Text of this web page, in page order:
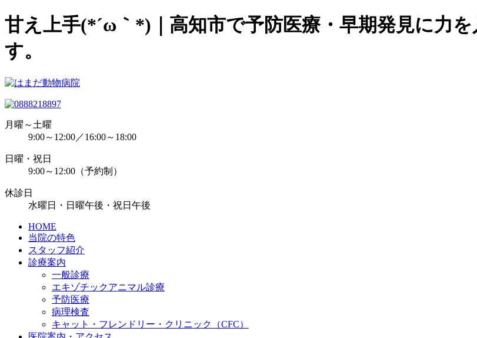
甘え上手(*´ω｀*)｜高知市で予防医療・早期発見に力
す。
月曜～土曜
9:00～12:00／16:00～18:00
日曜・祝日
9:00～12:00（予約制）
休診日
水曜日・日曜午後・祝日午後
HOME
当院の特色
スタッフ紹介
診療案内
一般診療
エキゾチックアニマル診療
予防医療
病理検査
キャット・フレンドリー・クリニック（CFC）